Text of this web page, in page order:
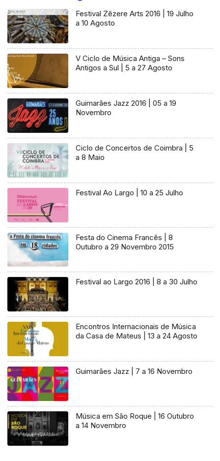
Festival Zêzere Arts 2016 | 19 Julho
a 10 Agosto
V Ciclo de Música Antiga – Sons
Antigos a Sul | 5 a 27 Agosto
Guimarães Jazz 2016 | 05 a 19
Novembro
Ciclo de Concertos de Coimbra | 5
a 8 Maio
Festival Ao Largo | 10 a 25 Julho
Festa do Cinema Francês | 8
Outubro a 29 Novembro 2015
Festival ao Largo 2016 | 8 a 30 Julho
Encontros Internacionais de Música
da Casa de Mateus | 13 a 24 Agosto
Guimarães Jazz | 7 a 16 Novembro
Música em São Roque | 16 Outubro
a 14 Novembro